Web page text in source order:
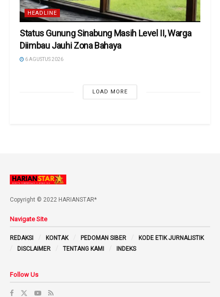
HEADLINE
Status Gunung Sinabung Masih Level II, Warga
Diimbau Jauhi Zona Bahaya
6 AGUSTUS 2026
LOAD MORE
Copyright © 2022 HARIANSTAR*
Navigate Site
REDAKSI KONTAK PEDOMAN SIBER
KODE ETIK JURNALISTIK
DISCLAIMER
TENTANG KAMI INDEKS
Follow Us